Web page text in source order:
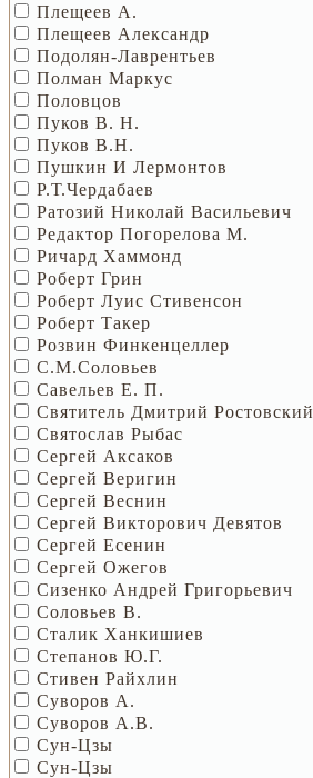
Плещеев А.
Плещеев Александр
Подолян-Лаврентьев
Полман Маркус
Половцов
Пуков В. Н.
Пуков В.Н.
Пушкин И Лермонтов
Р.Т.Чердабаев
Ратозий Николай Васильевич
Редактор Погорелова М.
Ричард Хаммонд
Роберт Грин
Роберт Луис Стивенсон
Роберт Такер
Розвин Финкенцеллер
С.М.Соловьев
Савельев Е. П.
Святитель Дмитрий Ростовский
Святослав Рыбас
Сергей Аксаков
Сергей Веригин
Сергей Веснин
Сергей Викторович Девятов
Сергей Есенин
Сергей Ожегов
Сизенко Андрей Григорьевич
Соловьев В.
Сталик Ханкишиев
Степанов Ю.Г.
Стивен Райхлин
Суворов А.
Суворов А.В.
Сун-Цзы
Сун-Цзы